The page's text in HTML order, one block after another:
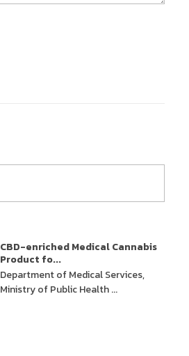
CBD-enriched Medical Cannabis
Product fo...
Department of Medical Services,
Ministry of Public Health ...